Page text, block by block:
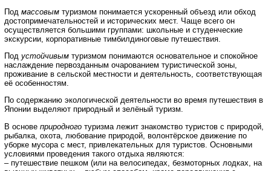
Под массовым туризмом понимается ускоренный объезд или обход
достопримечательностей и исторических мест. Чаще всего он
осуществляется большими группами: школьные и студенческие
экскурсии, корпоративные тимбилдиноговые путешествия.
Под устойчивым туризмом понимаются основательное и спокойное
наслаждение первозданным очарованием туристической зоны,
проживание в сельской местности и деятельность, соответствующая
её особенностям.
По содержанию экологической деятельности во время путешествия в
Японии выделяют природный и зелёный туризм.
В основе природного туризма лежит знакомство туристов с природой,
рыбалка, охота, любование природой, волонтёрское движение по
уборке мусора с мест, привлекательных для туристов. Основными
условиями проведения такого отдыха являются:
– путешествие пешком (или на велосипедах, безмоторных лодках, на